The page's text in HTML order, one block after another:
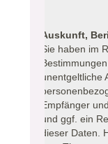
Auskunft,
Sie haben im
unentgeltliche
Empfänger
und ggf. ein
dieser Daten.